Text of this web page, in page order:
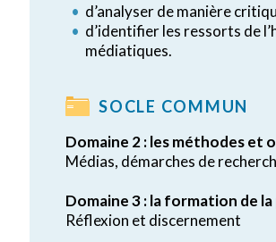
d’analyser de manière
d’identifier les ressorts de
médiatiques.
SOCLE COMMUN
Domaine 2 : les méthodes et
Médias, démarches de
Domaine 3 : la formation de
Réflexion et discernement